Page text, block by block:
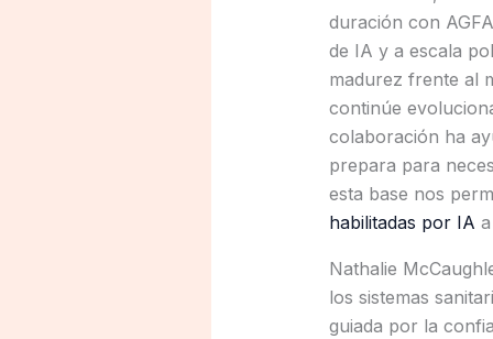
duración con
de IA y a escala
madurez frente al
continúe
colaboración ha
prepara para
esta base nos
habilitadas por IA
Nathalie
los sistemas
guiada por la